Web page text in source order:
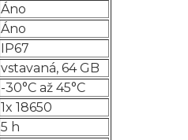
Áno
Áno
IP67
vstavaná, 64 GB
-30°C až 45°C
1x 18650
5 h